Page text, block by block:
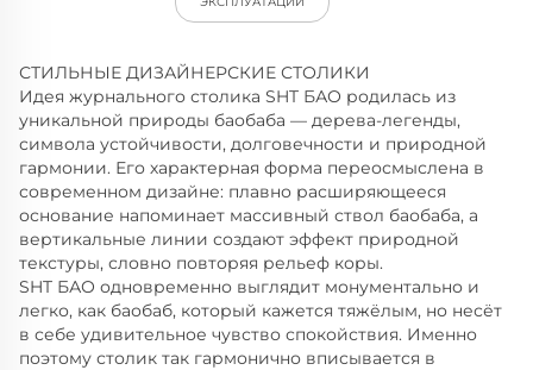
СТИЛЬНЫЕ ДИЗАЙНЕРСКИЕ СТОЛИКИ
Идея журнального столика SHT БАО родилась из
уникальной природы баобаба — дерева-легенды,
символа устойчивости, долговечности и природной
гармонии. Его характерная форма переосмыслена в
современном дизайне: плавно расширяющееся
основание напоминает массивный ствол баобаба, а
вертикальные линии создают эффект природной
текстуры, словно повторяя рельеф коры.
SHT БАО одновременно выглядит монументально и
легко, как баобаб, который кажется тяжёлым, но несёт
в себе удивительное чувство спокойствия. Именно
поэтому столик так гармонично вписывается в